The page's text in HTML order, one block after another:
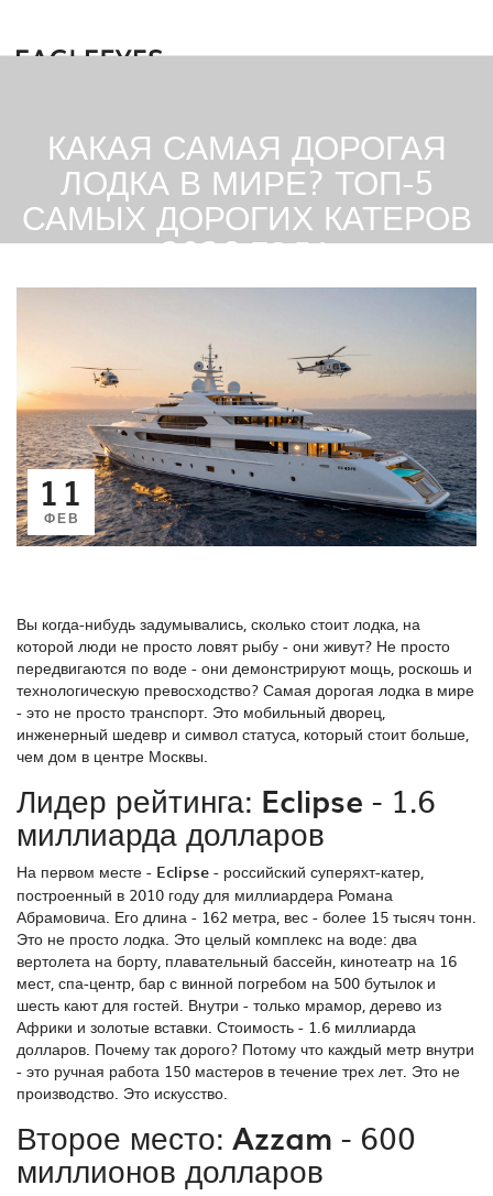
КАКАЯ САМАЯ ДОРОГАЯ
ЛОДКА В МИРЕ? ТОП-5
САМЫХ ДОРОГИХ КАТЕРОВ
2026 ГОДА
11
ФЕВ
Вы когда-нибудь задумывались, сколько стоит лодка, на
которой люди не просто ловят рыбу - они живут? Не просто
передвигаются по воде - они демонстрируют мощь, роскошь и
технологическую превосходство? Самая дорогая лодка в мире
- это не просто транспорт. Это мобильный дворец,
инженерный шедевр и символ статуса, который стоит больше,
чем дом в центре Москвы.
Лидер рейтинга: Eclipse - 1.6
миллиарда долларов
На первом месте - Eclipse - российский суперяхт-катер,
построенный в 2010 году для миллиардера Романа
Абрамовича. Его длина - 162 метра, вес - более 15 тысяч тонн.
Это не просто лодка. Это целый комплекс на воде: два
вертолета на борту, плавательный бассейн, кинотеатр на 16
мест, спа-центр, бар с винной погребом на 500 бутылок и
шесть кают для гостей. Внутри - только мрамор, дерево из
Африки и золотые вставки. Стоимость - 1.6 миллиарда
долларов. Почему так дорого? Потому что каждый метр внутри
- это ручная работа 150 мастеров в течение трех лет. Это не
производство. Это искусство.
Второе место: Azzam - 600
миллионов долларов